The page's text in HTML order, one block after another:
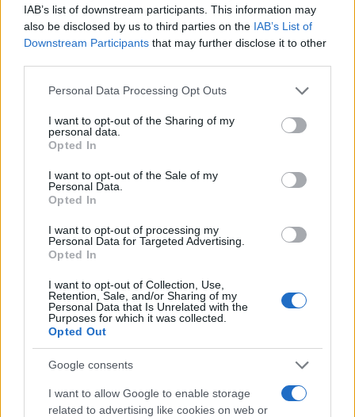
IAB’s list of downstream participants. This information may
also be disclosed by us to third parties on the IAB’s List of
Downstream Participants that may further disclose it to other
Please note that this website/app uses one or more Google
not limited to your visit or usage behaviour. You may click to
grant or deny consent to Google and its third-party tags to
use your data for below specified purposes in below Google
consent section.
Personal Data Processing Opt Outs
I want to opt-out of the Sharing of my
personal data.
Opted In
I want to opt-out of the Sale of my
Personal Data.
Opted In
I want to opt-out of processing my
Personal Data for Targeted Advertising.
Opted In
I want to opt-out of Collection, Use,
Retention, Sale, and/or Sharing of my
Personal Data that Is Unrelated with the
Purposes for which it was collected.
Opted Out
Google consents
I want to allow Google to enable storage
related to advertising like cookies on web or
Χρηματιστήριο Αθηνών:
Εβδομαδιαία άνοδος 1,76%,
κέρδη 23,31% από τις αρχές
του έτους
Δημητριάδη - Ο Γιάννης
Αλαφούζος επιστρέφει στη
Media: Με ενίσχυση 8 εκατ. ευρώ σε 451 επιχειρήσεις
ξεκίνησε το πρόγραμμα στήριξης- Κάλυψη εισφορών
ΕΔΟΕΑΠ